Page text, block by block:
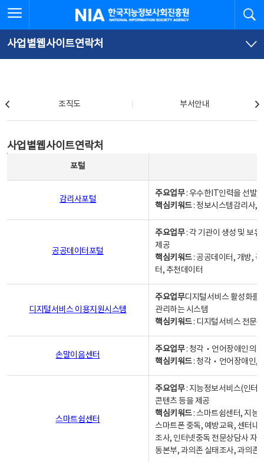
문
로
가
체
뉴
바
가
한국지능정보사회진흥원
사업별웹사이트연락처
조직도 부서안내
사업별웹사이트연락처
포털
감리사포털
주요업무: 우수한IT인력을 선발
핵심키워드: 정보시스템감리사,
공공데이터포털
주요업무: 각 기관이 생성 및 보
제공
핵심키워드: 공공데이터, 개방,
터, 추천데이터
디지털서비스 이용지원시스템
주요업무디지털서비스 활성화를
관리하는 시스템
핵심키워드: 디지털서비스 전문
손말이음센터
주요업무: 청각‧언어장애인의
핵심키워드: 청각‧언어장애인,
스마트쉼센터
주요업무: 지능정보서비스(인터
콘텐츠 등을 제공
핵심키워드: 스마트쉼센터, 지능
스마트폰 중독, 예방교육, 센터내
조사, 인터넷중독 전문상담사 자
동본부, 과의존 실태조사, 과의존